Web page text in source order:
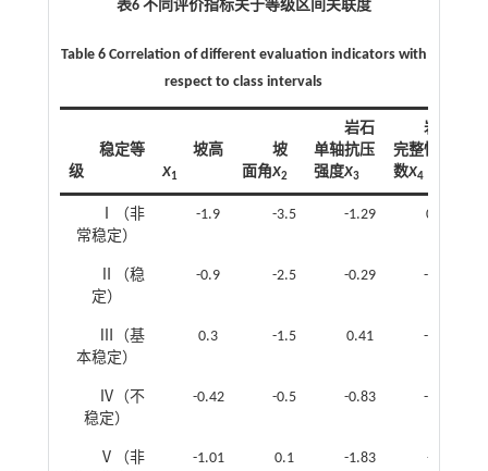
表6 不同评价指标关于等级区间关联度
Table 6 Correlation of different evaluation indicators with
respect to class intervals
稳定等
级
坡高
X1
坡
面角X2
岩石
单轴抗压
强度X3
岩体
完整性指
数X4
Ⅰ（非
常稳定）
-1.9 -3.5 -1.29 0.12
Ⅱ（稳
定）
-0.9 -2.5 -0.29 -0.15
Ⅲ（基
本稳定）
0.3 -1.5 0.41 -1.15
Ⅳ（不
稳定）
-0.42 -0.5 -0.83 -2.15
Ⅴ（非
-1.01 0.1 -1.83 -4.2